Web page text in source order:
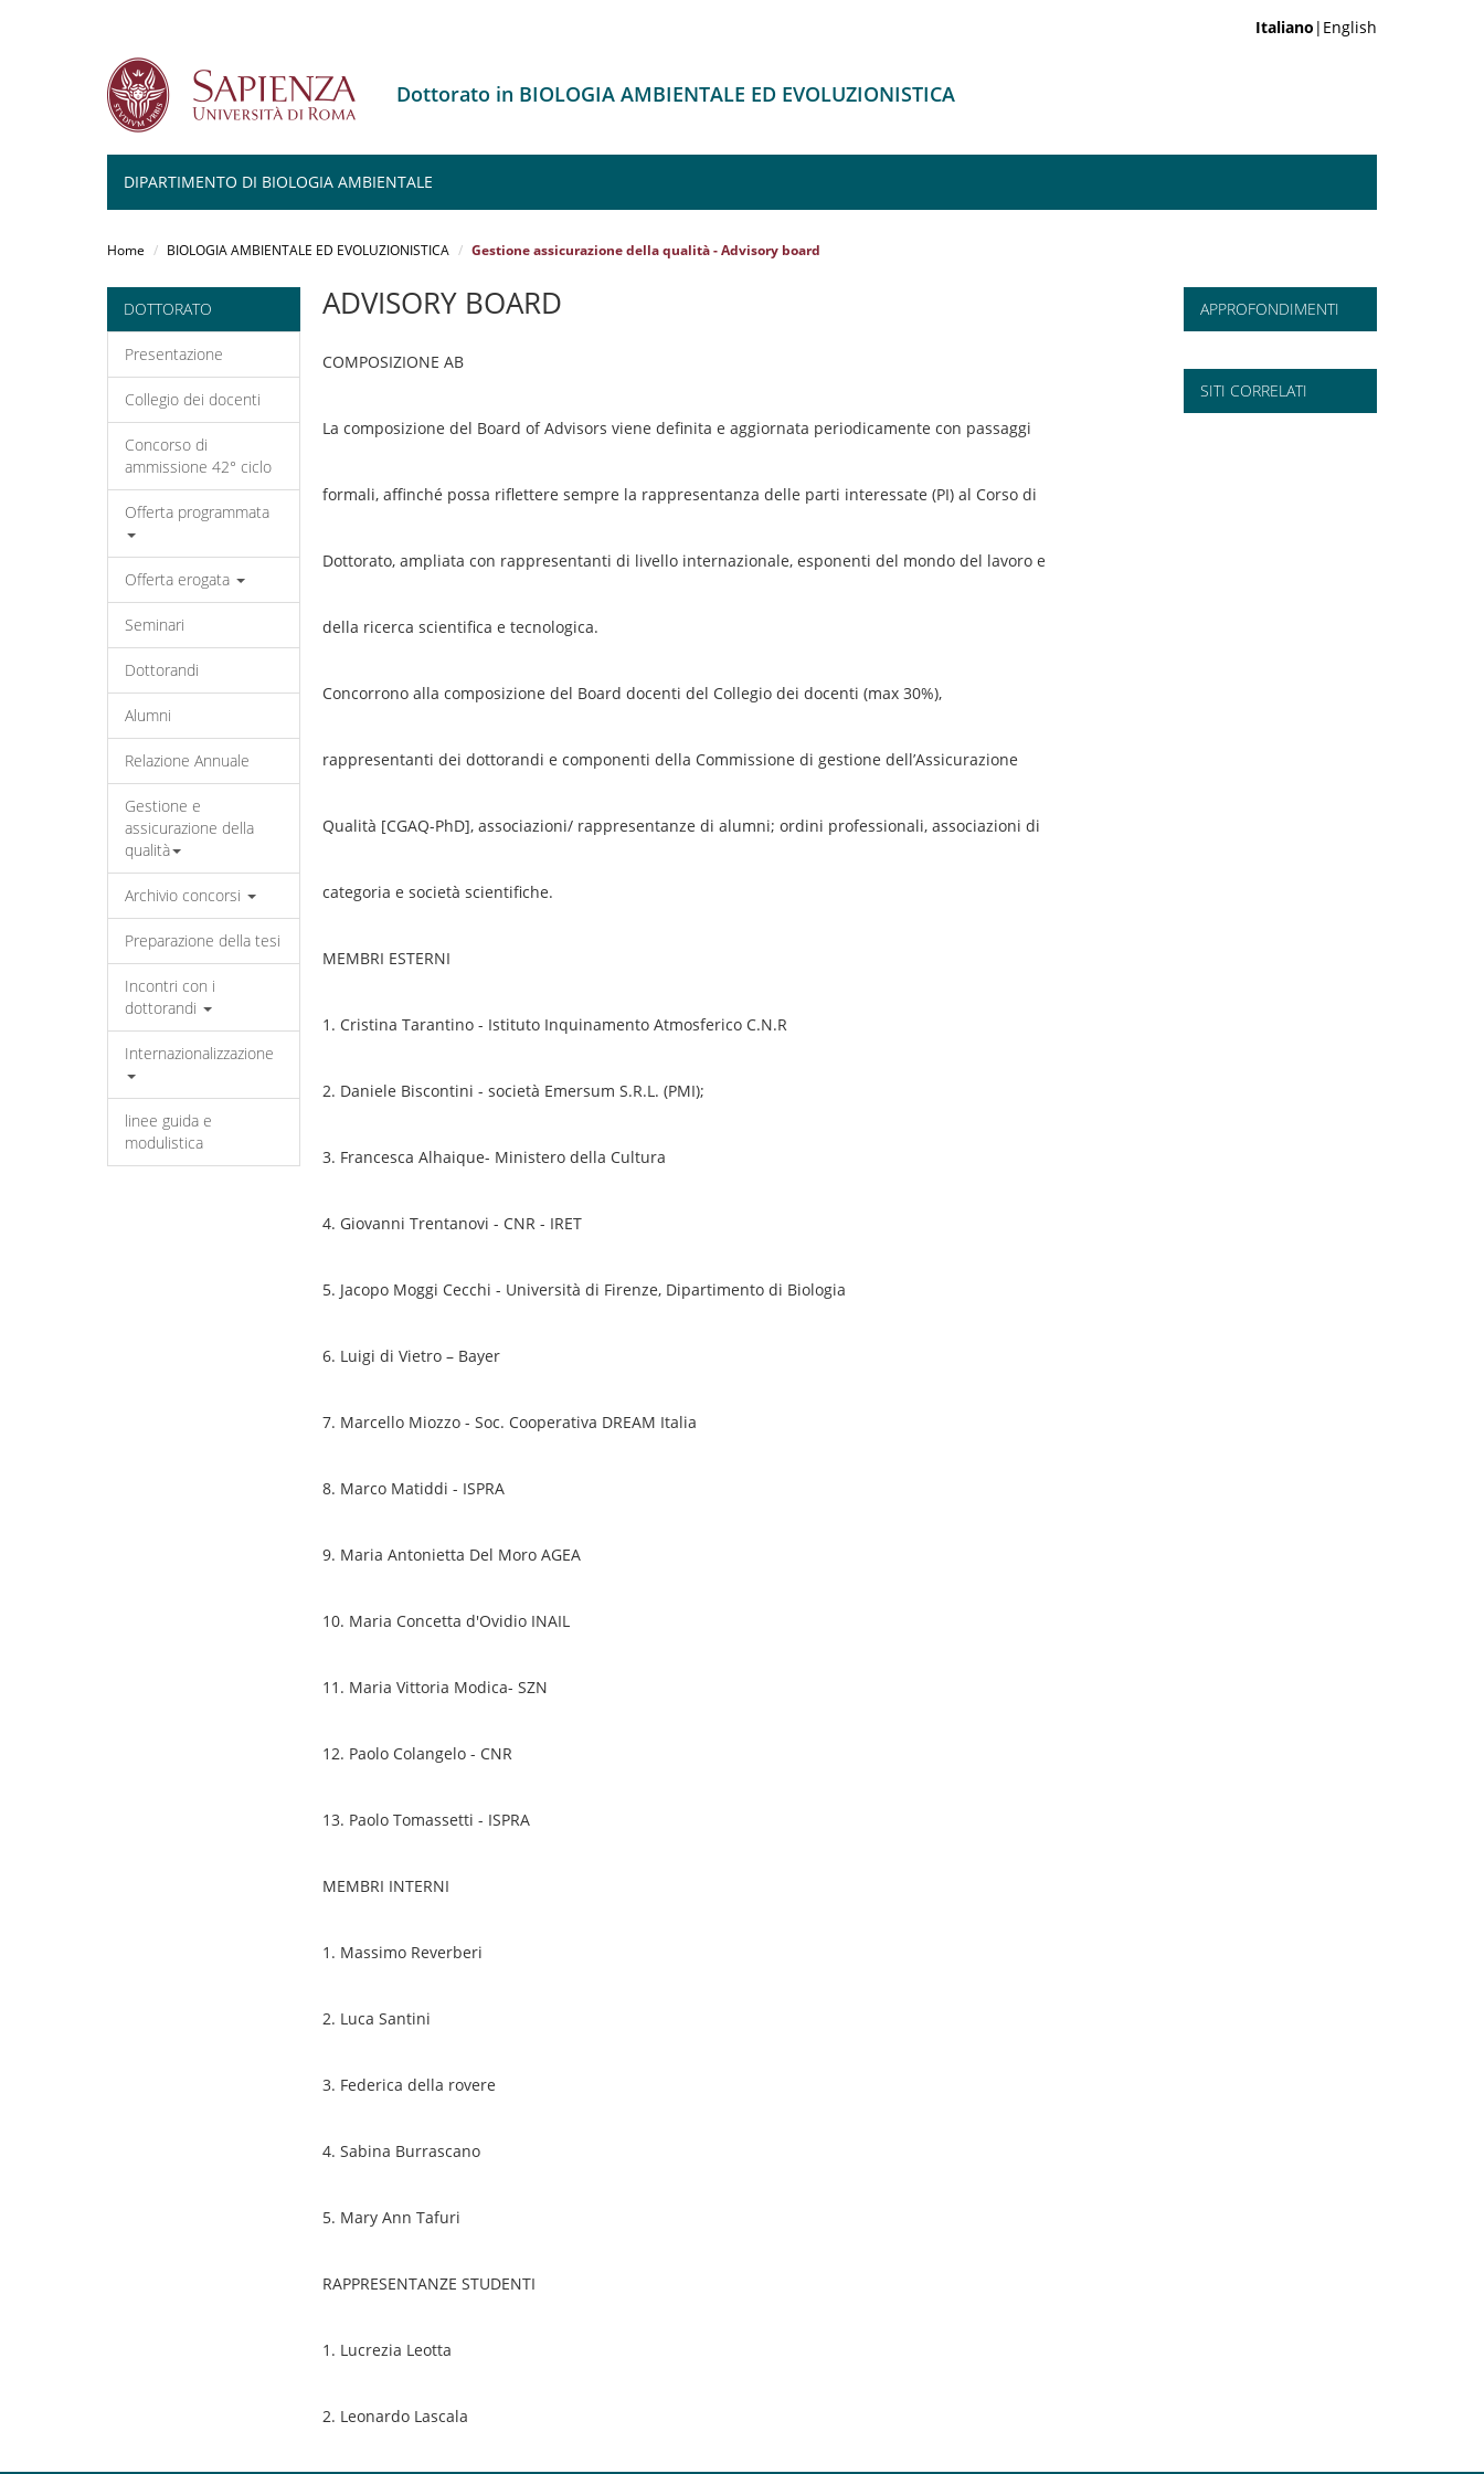
Italiano |English
Dottorato in BIOLOGIA AMBIENTALE ED EVOLUZIONISTICA
DIPARTIMENTO DI BIOLOGIA AMBIENTALE
Home BIOLOGIA AMBIENTALE ED EVOLUZIONISTICA Gestione assicurazione della qualità - Advisory board
DOTTORATO
Presentazione
Collegio dei docenti
Concorso di
ammissione 42° ciclo
Offerta programmata
Offerta erogata
Seminari
Dottorandi
Alumni
Relazione Annuale
Gestione e
assicurazione della
qualità
Archivio concorsi
Preparazione della tesi
Incontri con i
dottorandi
Internazionalizzazione
linee guida e
modulistica
ADVISORY BOARD
COMPOSIZIONE AB
La composizione del Board of Advisors viene definita e aggiornata periodicamente con passaggi
formali, affinché possa riflettere sempre la rappresentanza delle parti interessate (PI) al Corso di
Dottorato, ampliata con rappresentanti di livello internazionale, esponenti del mondo del lavoro e
della ricerca scientifica e tecnologica.
Concorrono alla composizione del Board docenti del Collegio dei docenti (max 30%),
rappresentanti dei dottorandi e componenti della Commissione di gestione dell’Assicurazione
Qualità [CGAQ-PhD], associazioni/ rappresentanze di alumni; ordini professionali, associazioni di
categoria e società scientifiche.
MEMBRI ESTERNI
1. Cristina Tarantino - Istituto Inquinamento Atmosferico C.N.R
2. Daniele Biscontini - società Emersum S.R.L. (PMI);
3. Francesca Alhaique- Ministero della Cultura
4. Giovanni Trentanovi - CNR - IRET
5. Jacopo Moggi Cecchi - Università di Firenze, Dipartimento di Biologia
6. Luigi di Vietro – Bayer
7. Marcello Miozzo - Soc. Cooperativa DREAM Italia
8. Marco Matiddi - ISPRA
9. Maria Antonietta Del Moro AGEA
10. Maria Concetta d'Ovidio INAIL
11. Maria Vittoria Modica- SZN
12. Paolo Colangelo - CNR
13. Paolo Tomassetti - ISPRA
MEMBRI INTERNI
1. Massimo Reverberi
2. Luca Santini
3. Federica della rovere
4. Sabina Burrascano
5. Mary Ann Tafuri
RAPPRESENTANZE STUDENTI
1. Lucrezia Leotta
2. Leonardo Lascala
APPROFONDIMENTI
SITI CORRELATI